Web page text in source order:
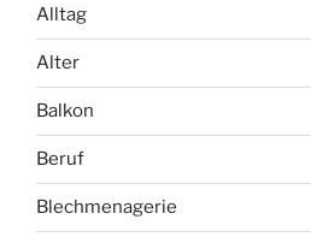
Alltag
Alter
Balkon
Beruf
Blechmenagerie